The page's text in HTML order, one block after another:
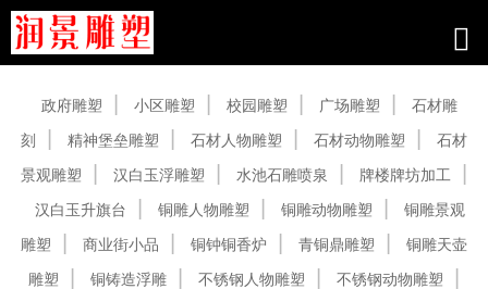
政府雕塑 小区雕塑 校园雕塑 广场雕塑
石材雕
刻
精神堡垒雕塑 石材人物雕塑 石材动物雕塑
石材
景观雕塑
汉白玉浮雕塑 水池石雕喷泉
牌楼牌坊加工
汉白玉升旗台
铜雕人物雕塑 铜雕动物雕塑
铜雕景观
雕塑
商业街小品 铜钟铜香炉 青铜鼎雕塑
铜雕天壶
雕塑
铜铸造浮雕 不锈钢人物雕塑
不锈钢动物雕塑